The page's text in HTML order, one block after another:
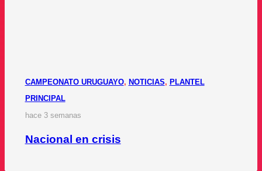
CAMPEONATO URUGUAYO, NOTICIAS, PLANTEL
PRINCIPAL
hace 3 semanas
Nacional en crisis